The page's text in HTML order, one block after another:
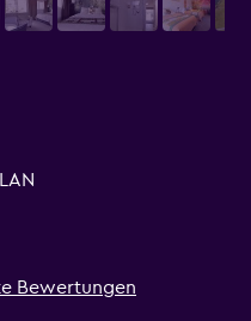
Bewertungen